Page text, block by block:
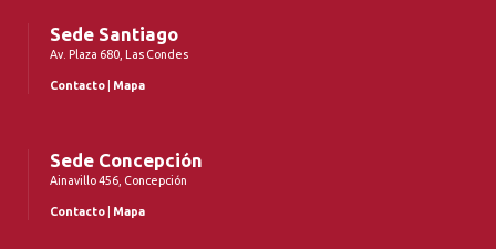
Sede Santiago
Av. Plaza 680, Las Condes
Contacto Mapa
Sede Concepción
Ainavillo 456, Concepción
Contacto Mapa